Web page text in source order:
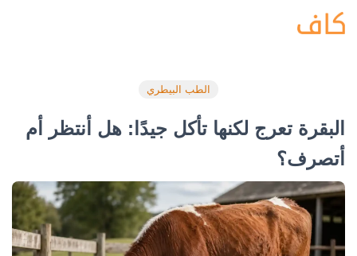
الطب البيطري
البقرة تعرج لكنها تأكل جيدًا: هل أنتظر أم
أتصرف؟